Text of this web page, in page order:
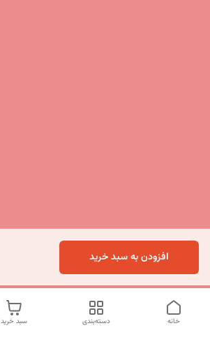
افزودن به سبد خرید
سبد خرید دسته‌بندی خانه